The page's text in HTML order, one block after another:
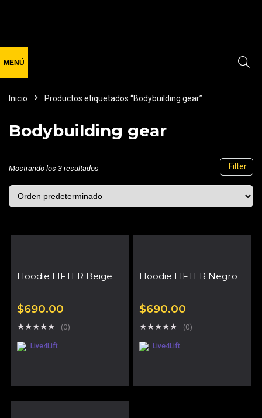
Inicio Productos etiquetados “Bodybuilding gear”
Bodybuilding gear
Filter
Mostrando los 3 resultados
Hoodie LIFTER Beige
$690.00
★★★★★ (0)
Live4Lift
Hoodie LIFTER Negro
$690.00
★★★★★ (0)
Live4Lift